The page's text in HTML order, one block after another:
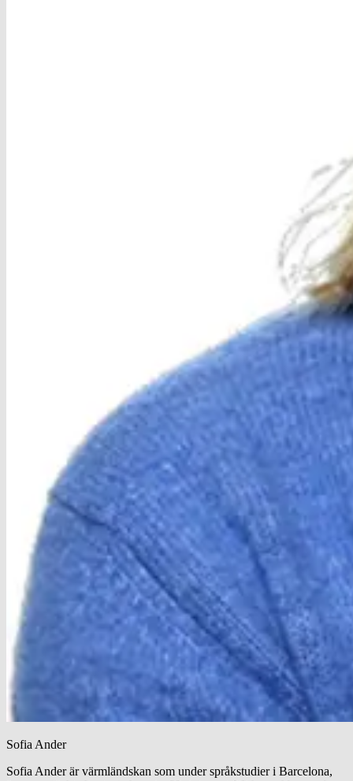
Sofia Ander
Sofia Ander är värmländskan som under språkstudier i Barcelona,